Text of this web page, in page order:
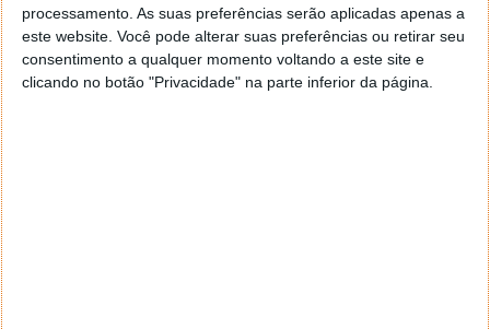
processamento. As suas preferências serão aplicadas apenas a
este website. Você pode alterar suas preferências ou retirar seu
consentimento a qualquer momento voltando a este site e
clicando no botão "Privacidade" na parte inferior da página.